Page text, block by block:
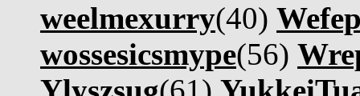
weelmexurry(40)
wossesicsmype(56)